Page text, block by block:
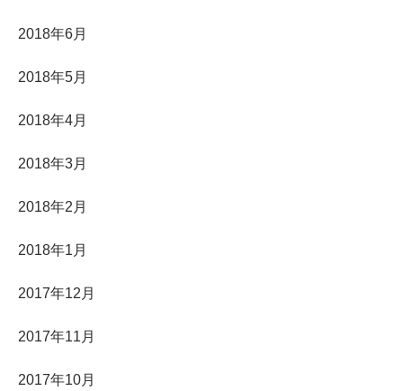
2018年6月
2018年5月
2018年4月
2018年3月
2018年2月
2018年1月
2017年12月
2017年11月
2017年10月